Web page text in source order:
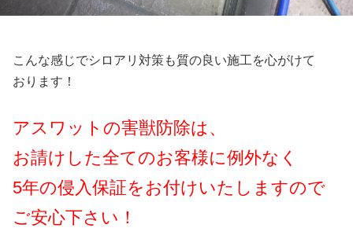
こんな感じでシロアリ対策も質の良い施工を心がけて
おります！
アスワットの害獣防除は、
お請けした全てのお客様に例外なく
5年の侵入保証をお付けいたしますので
ご安心下さい！